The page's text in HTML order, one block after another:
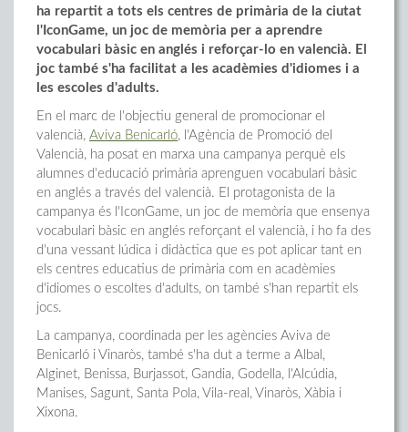
ha repartit a tots els centres de primària de la ciutat
l'IconGame, un joc de memòria per a aprendre
vocabulari bàsic en anglés i reforçar-lo en valencià. El
joc també s'ha facilitat a les acadèmies d'idiomes i a
les escoles d'adults.
En el marc de l'objectiu general de promocionar el
valencià, Aviva Benicarló, l'Agència de Promoció del
Valencià, ha posat en marxa una campanya perquè els
alumnes d'educació primària aprenguen vocabulari bàsic
en anglés a través del valencià. El protagonista de la
campanya és l'IconGame, un joc de memòria que ensenya
vocabulari bàsic en anglés reforçant el valencià, i ho fa des
d'una vessant lúdica i didàctica que es pot aplicar tant en
els centres educatius de primària com en acadèmies
d'idiomes o escoltes d'adults, on també s'han repartit els
jocs.
La campanya, coordinada per les agències Aviva de
Benicarló i Vinaròs, també s'ha dut a terme a Albal,
Alginet, Benissa, Burjassot, Gandia, Godella, l'Alcúdia,
Manises, Sagunt, Santa Pola, Vila-real, Vinaròs, Xàbia i
Xixona.